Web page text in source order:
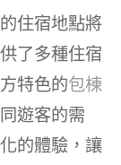
住宿地點將
了多種住宿
特色的包棟
遊客的需
的體驗，讓